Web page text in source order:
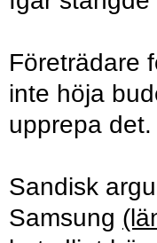
Företrädare
inte höja
upprepa det.
Sandisk
Samsung